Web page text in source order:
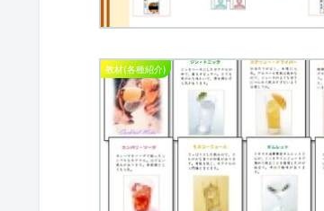
教材(各種紹介)